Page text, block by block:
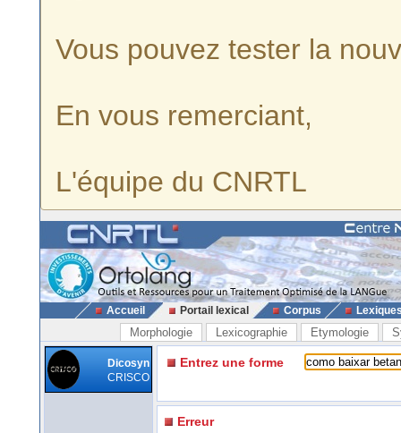
Vous pouvez tester la
En vous remerciant,
L'équipe du CNRTL
Accueil Portail lexical Corpus
Morphologie Lexicographie Etymologie
Dicosyn
CRISCO
Entrez une forme
Erreur